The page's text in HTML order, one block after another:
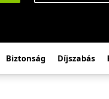
Biztonság Díjszabás